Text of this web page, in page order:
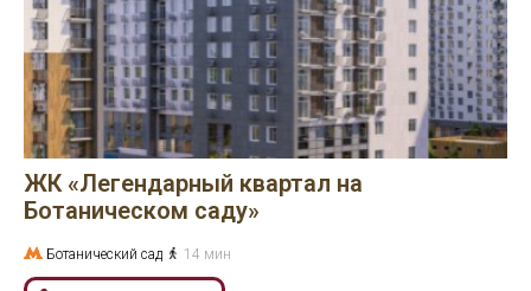
ЖК «Легендарный квартал на
Ботаническом саду»
Ботанический сад 14 мин